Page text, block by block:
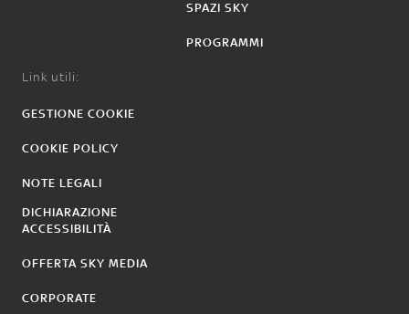
SPAZI SKY
PROGRAMMI
Link utili:
GESTIONE COOKIE
COOKIE POLICY
NOTE LEGALI
DICHIARAZIONE
ACCESSIBILITÀ
OFFERTA SKY MEDIA
CORPORATE